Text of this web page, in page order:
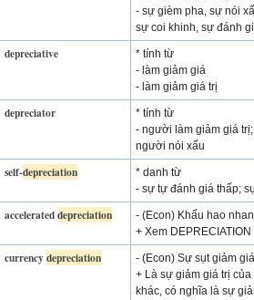
- sự gièm pha, sự nói
sự coi khinh, sự đánh
depreciative
* tính từ
- làm giảm giá
- làm giảm giá trị
depreciator
* tính từ
- người làm giảm giá
người nói xấu
self-depreciation
* danh từ
- sự tự đánh giá thấp;
accelerateddepreciation
- (Econ) Khấu hao
+ Xem DEPRECIATION
currencydepreciation
- (Econ) Sự sụt giảm
+ Là sự giảm giá trị
khác, có nghĩa là sự